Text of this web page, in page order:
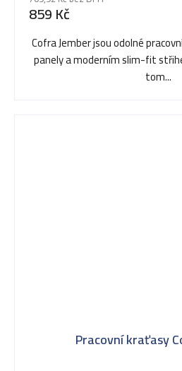
produktu
je
5,0
859 Kč
Cofra Jember jsou odolné
panely a moderním slim-fit
tom...
Pracovní kraťasy